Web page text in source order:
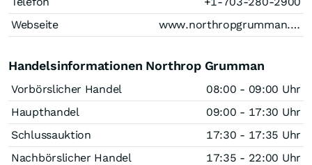
Webseite
www.northropgrumman.com
Handelsinformationen Northrop Grumman
Vorbörslicher Handel
08:00 - 09:00 Uhr
Haupthandel
09:00 - 17:30 Uhr
Schlussauktion
17:30 - 17:35 Uhr
Nachbörslicher Handel
17:35 - 22:00 Uhr